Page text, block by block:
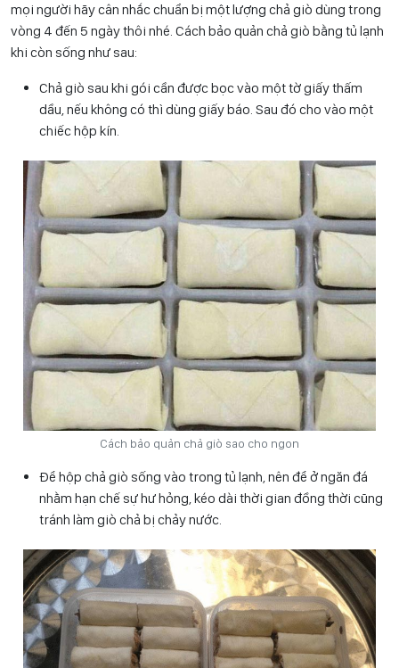
mọi người hãy cân nhắc chuẩn bị một lượng chả giò dùng trong
vòng 4 đến 5 ngày thôi nhé. Cách bảo quản chả giò bằng tủ lạnh
khi còn sống như sau:
Chả giò sau khi gói cần được bọc vào một tờ giấy thấm
dầu, nếu không có thì dùng giấy báo. Sau đó cho vào một
chiếc hộp kín.
Cách bảo quản chả giò sao cho ngon
Để hộp chả giò sống vào trong tủ lạnh, nên để ở ngăn đá
nhằm hạn chế sự hư hỏng, kéo dài thời gian đồng thời cũng
tránh làm giò chả bị chảy nước.